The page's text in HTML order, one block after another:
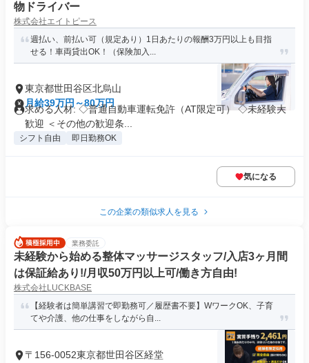
物ドライバー
株式会社エイトピース
週払い、前払い可（規定あり）1日あたりの報酬3万円以上も目指
せる！車両貸出OK！（保険加入...
東京都世田谷区北烏山
月給39万円～80万円
求める人材: ◇普通自動車運転免許（AT限定可） ◇未経験大
歓迎 ＜その他の歓迎条...
シフト自由 即日勤務OK
気になる
この企業の類似求人を見る
業務委託
未経験から始める整体マッサージスタッフ/入店3ヶ月間
は保証給あり!/月収50万円以上可/働き方自由!
株式会社LUCKBASE
【経験者は簡単講習で即勤務可／履歴書不要】WワークOK、子育
てや介護、他の仕事をしながら自...
〒156-0052東京都世田谷区経堂